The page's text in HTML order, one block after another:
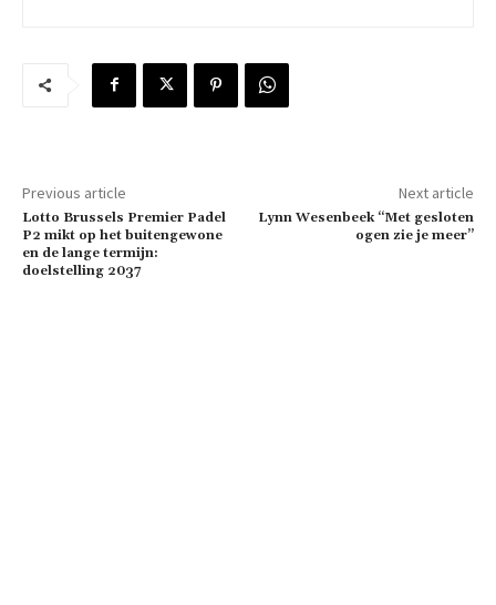
Previous article
Lotto Brussels Premier Padel
P2 mikt op het buitengewone
en de lange termijn:
doelstelling 2037
Next article
Lynn Wesenbeek “Met gesloten
ogen zie je meer”